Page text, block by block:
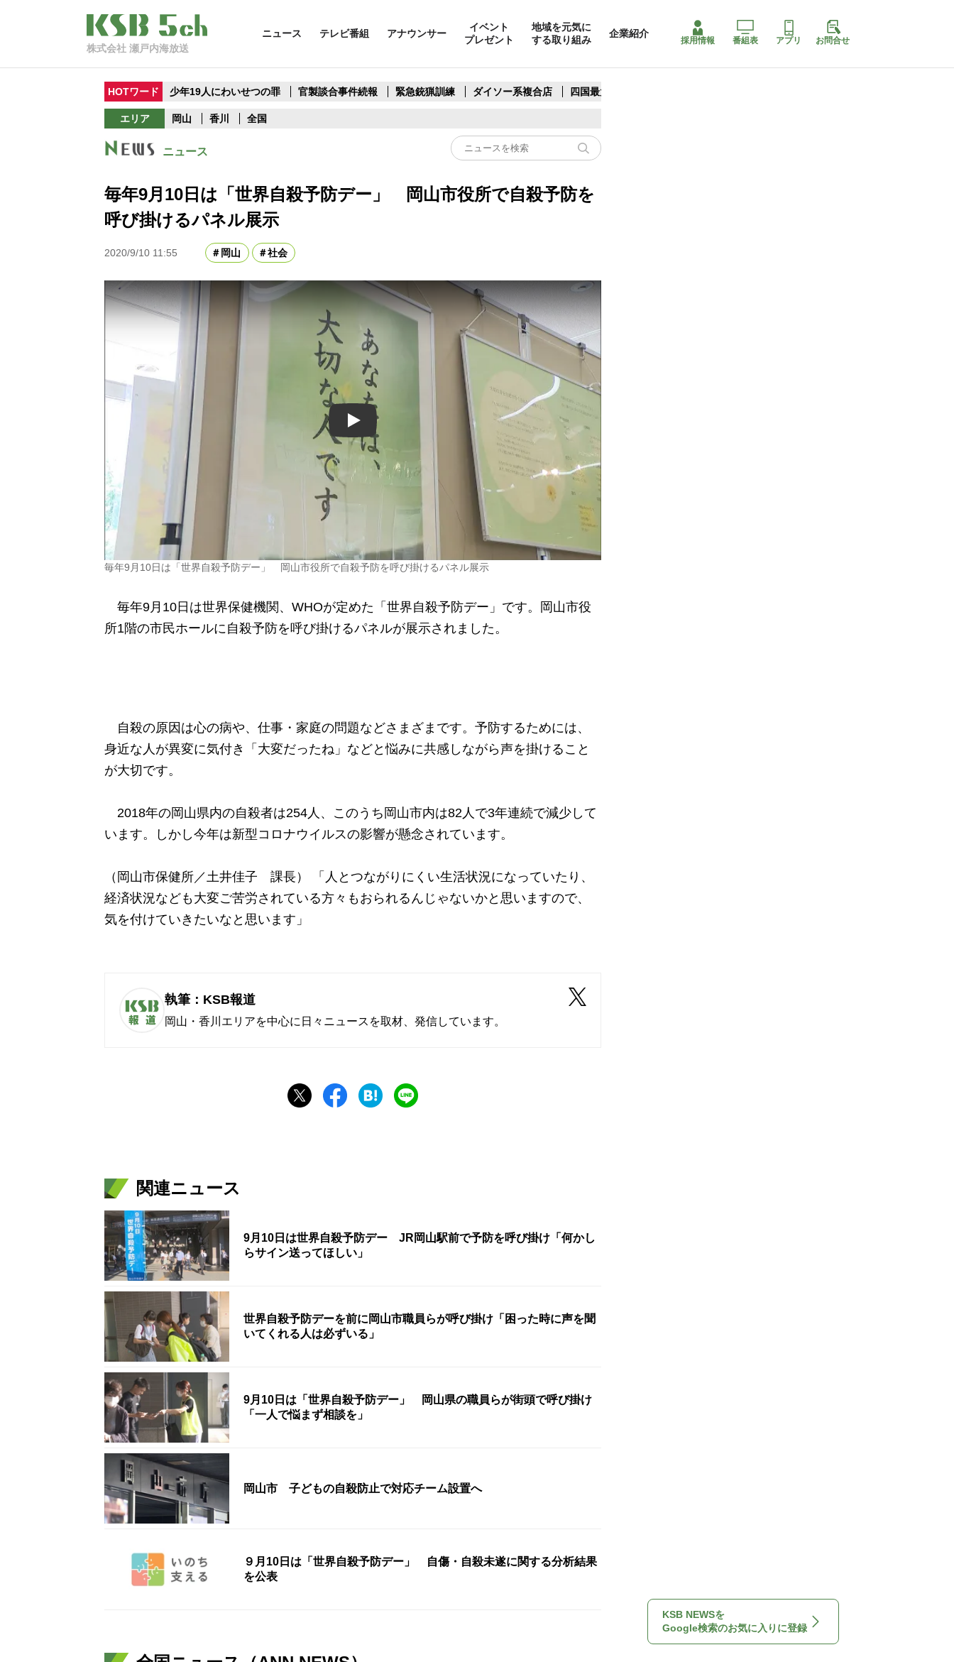
株式会社 瀬戸内海放送
ニュース テレビ番組 アナウンサー
イベント
プレゼント
地域を元気に
する取り組み
企業紹介
採用情報 番組表 アプリ お問合せ
HOTワード 少年19人にわいせつの罪 官製談合事件続報 緊急銃猟訓練 ダイソー系複合店 四国最大スリコ
エリア 岡山 香川 全国
ニュース
毎年9月10日は「世界自殺予防デー」 岡山市役所で自殺予防を
呼び掛けるパネル展示
2020/9/10 11:55 岡山 社会
Play
毎年9月10日は「世界自殺予防デー」 岡山市役所で自殺予防を呼び掛けるパネル展示
毎年9月10日は世界保健機関、WHOが定めた「世界自殺予防デー」です。岡山市役
所1階の市民ホールに自殺予防を呼び掛けるパネルが展示されました。
自殺の原因は心の病や、仕事・家庭の問題などさまざまです。予防するためには、
身近な人が異変に気付き「大変だったね」などと悩みに共感しながら声を掛けること
が大切です。
2018年の岡山県内の自殺者は254人、このうち岡山市内は82人で3年連続で減少して
います。しかし今年は新型コロナウイルスの影響が懸念されています。
（岡山市保健所／土井佳子 課長） 「人とつながりにくい生活状況になっていたり、
経済状況なども大変ご苦労されている方々もおられるんじゃないかと思いますので、
気を付けていきたいなと思います」
執筆：KSB報道
岡山・香川エリアを中心に日々ニュースを取材、発信しています。
関連ニュース
9月10日は世界自殺予防デー JR岡山駅前で予防を呼び掛け「何かし
らサイン送ってほしい」
世界自殺予防デーを前に岡山市職員らが呼び掛け「困った時に声を聞
いてくれる人は必ずいる」
9月10日は「世界自殺予防デー」 岡山県の職員らが街頭で呼び掛け
「一人で悩まず相談を」
岡山市 子どもの自殺防止で対応チーム設置へ
９月10日は「世界自殺予防デー」 自傷・自殺未遂に関する分析結果
を公表
KSB NEWSを
Google検索のお気に入りに登録